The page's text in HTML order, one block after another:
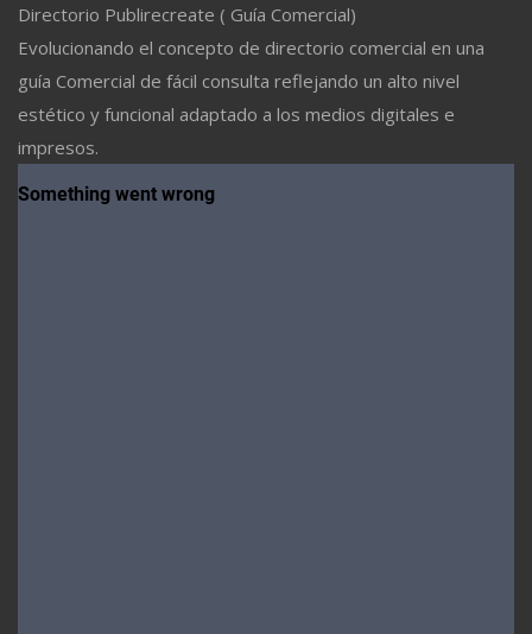
Directorio Publirecreate ( Guía Comercial)
Evolucionando el concepto de directorio comercial en una
guía Comercial de fácil consulta reflejando un alto nivel
estético y funcional adaptado a los medios digitales e
impresos.